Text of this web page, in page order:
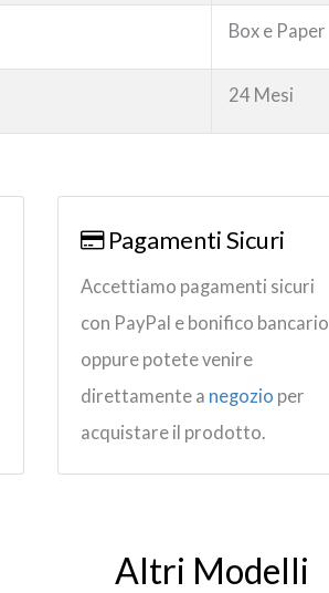
Box e Paper
24 Mesi
Pagamenti Sicuri
Accettiamo pagamenti sicuri
con PayPal e bonifico bancario
oppure potete venire
direttamente a negozio per
acquistare il prodotto.
Altri Modelli